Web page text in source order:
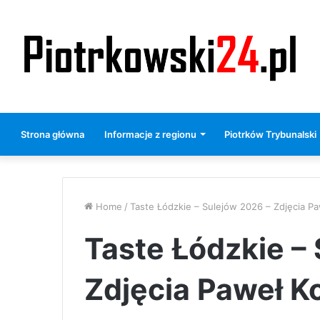
Strona główna Informacje z regionu Piotrków Trybunalski
Home / Taste Łódzkie – Sulejów 2026 – Zdjęcia
Taste Łódzkie
Zdjęcia Paweł